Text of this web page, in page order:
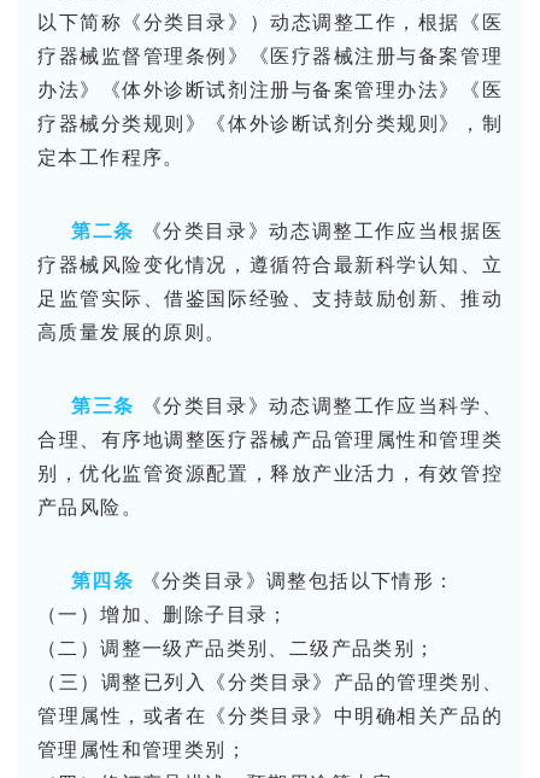
以下简称《分类目录》）动态调整工作，根据《医
疗器械监督管理条例》《医疗器械注册与备案管理
办法》《体外诊断试剂注册与备案管理办法》《医
疗器械分类规则》《体外诊断试剂分类规则》，制
定本工作程序。
第二条
《分类目录》动态调整工作应当根据医
疗器械风险变化情况，遵循符合最新科学认知、立
足监管实际、借鉴国际经验、支持鼓励创新、推动
高质量发展的原则。
第三条
《分类目录》动态调整工作应当科学、
合理、有序地调整医疗器械产品管理属性和管理类
别，优化监管资源配置，释放产业活力，有效管控
产品风险。
第四条 《分类目录》调整包括以下情形：
（一）增加、删除子目录；
（二）调整一级产品类别、二级产品类别；
（三）调整已列入《分类目录》产品的管理类别、
管理属性，或者在《分类目录》中明确相关产品的
管理属性和管理类别；